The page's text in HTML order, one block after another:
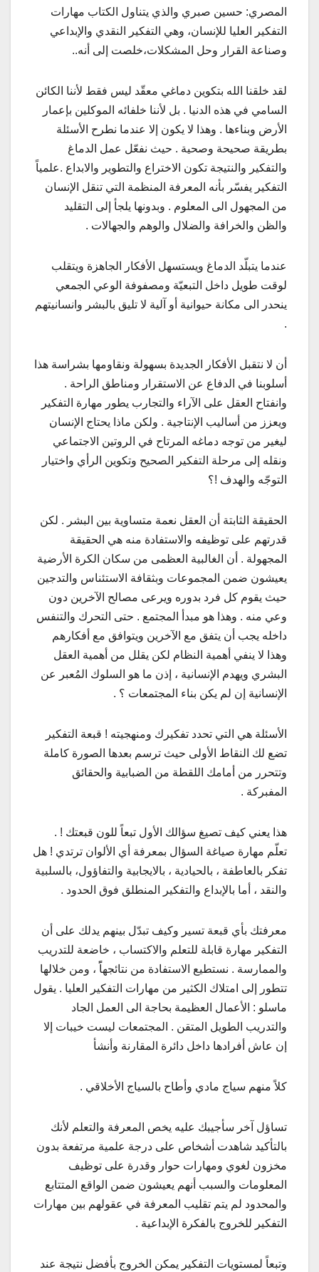
المصري: حسين صبري والذي يتناول الكتاب مهارات
التفكير العليا للإنسان، وهي التفكير النقدي والإبداعي
وصناعة القرار وحل المشكلات،خلصت إلى أنه..
لقد خلقنا الله بتكوين دماغي معقّد ليس فقط لأننا الكائن
السامي في هذه الدنيا . بل لأننا خلفائه الموكلين بإعمار
الأرض وبناءها . وهذا لا يكون إلا عندما نطرح الأسئلة
بطريقة صحيحة وصحية . حيث نفعّل عمل الدماغ
والتفكير والنتيجة تكون الاختراع والتطوير والابداع .علمياً
التفكير يفسّر بأنه المعرفة المنظمة التي تنقل الإنسان
من المجهول الى المعلوم . وبدونها يلجأ إلى التقليد
والظن والخرافة والضلال والوهم والجهالات .
عندما يتبلّد الدماغ ويستسهل الأفكار الجاهزة ويتقلب
لوقت طويل داخل التبعيّة ومصفوفة الوعي الجمعي
ينحدر الى مكانة حيوانية أو آلية لا تليق بالبشر وانسانيتهم
.
أن لا نتقبل الأفكار الجديدة بسهولة ونقاومها بشراسة هذا
أسلوبنا في الدفاع عن الاستقرار ومناطق الراحة .
وانفتاح العقل على الآراء والتجارب يطور مهارة التفكير
ويعزز من أساليب الإنتاجية . ولكن ماذا يحتاج الإنسان
ليغير من توجه دماغه المرتاح في الروتين الاجتماعي
ونقله إلى مرحلة التفكير الصحيح وتكوين الرأي واختيار
التوجّه والهدف !؟
الحقيقة الثابتة أن العقل نعمة متساوية بين البشر . لكن
قدرتهم على توظيفه والاستفادة منه هي الحقيقة
المجهولة . أن الغالبية العظمى من سكان الكرة الأرضية
يعيشون ضمن المجموعات وبثقافة الاستئناس والتدجين
حيث يقوم كل فرد بدوره ويرعى مصالح الآخرين دون
وعي منه . وهذا هو مبدأ المجتمع . حتى التحرك والتنفس
داخله يجب أن يتفق مع الآخرين ويتوافق مع أفكارهم
وهذا لا ينفي أهمية النظام لكن يقلل من أهمية العقل
البشري ويهدم الإنسانية ، إذن ما هو السلوك المُعبر عن
الإنسانية إن لم يكن بناء المجتمعات ؟ .
الأسئلة هي التي تحدد تفكيرك ومنهجيته ! قبعة التفكير
تضع لك النقاط الأولى حيث ترسم بعدها الصورة كاملة
وتتحرر من أمامك اللقطة من الضبابية والحقائق
المفبركة .
هذا يعني كيف تصيغ سؤالك الأول تبعاً للون قبعتك ! .
تعلّم مهارة صياغة السؤال بمعرفة أي الألوان ترتدي ! هل
تفكر بالعاطفة ، بالحيادية ، بالايجابية والتفاؤول، بالسلبية
والنقد ، أما بالإبداع والتفكير المنطلق فوق الحدود .
معرفتك بأي قبعة تسير وكيف تبدّل بينهم يدلك على أن
التفكير مهارة قابلة للتعلم والاكتساب ، خاضعة للتدريب
والممارسة . نستطيع الاستفادة من نتائجهاًً ، ومن خلالها
تتطور إلى امتلاك الكثير من مهارات التفكير العليا . يقول
ماسلو : الأعمال العظيمة بحاجة الى العمل الجاد
والتدريب الطويل المتقن . المجتمعات ليست خيبات إلا
إن عاش أفرادها داخل دائرة المقارنة وأنشأ
كلاً منهم سياج مادي وأطاح بالسياج الأخلاقي .
تساؤل آخر سأجيبك عليه يخص المعرفة والتعلم لأنك
بالتأكيد شاهدت أشخاص على درجة علمية مرتفعة بدون
مخزون لغوي ومهارات حوار وقدرة على توظيف
المعلومات والسبب أنهم يعيشون ضمن الواقع المتتابع
والمحدود لم يتم تقليب المعرفة في عقولهم بين مهارات
التفكير للخروج بالفكرة الإبداعية .
وتبعاً لمستويات التفكير يمكن الخروج بأفضل نتيجة عند